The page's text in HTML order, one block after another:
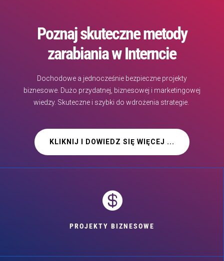
Poznaj skuteczne metody
zarabiania w Interncie
Dochodowe a jednocześnie bezpieczne projekty
biznesowe. Dużo przydatnej, biznesowej i marketingowej
wiedzy. Skuteczne i szybki do wdrożenia strategie.
KLIKNIJ I DOWIEDZ SIĘ WIĘCEJ ...

PROJEKTY BIZNESOWE